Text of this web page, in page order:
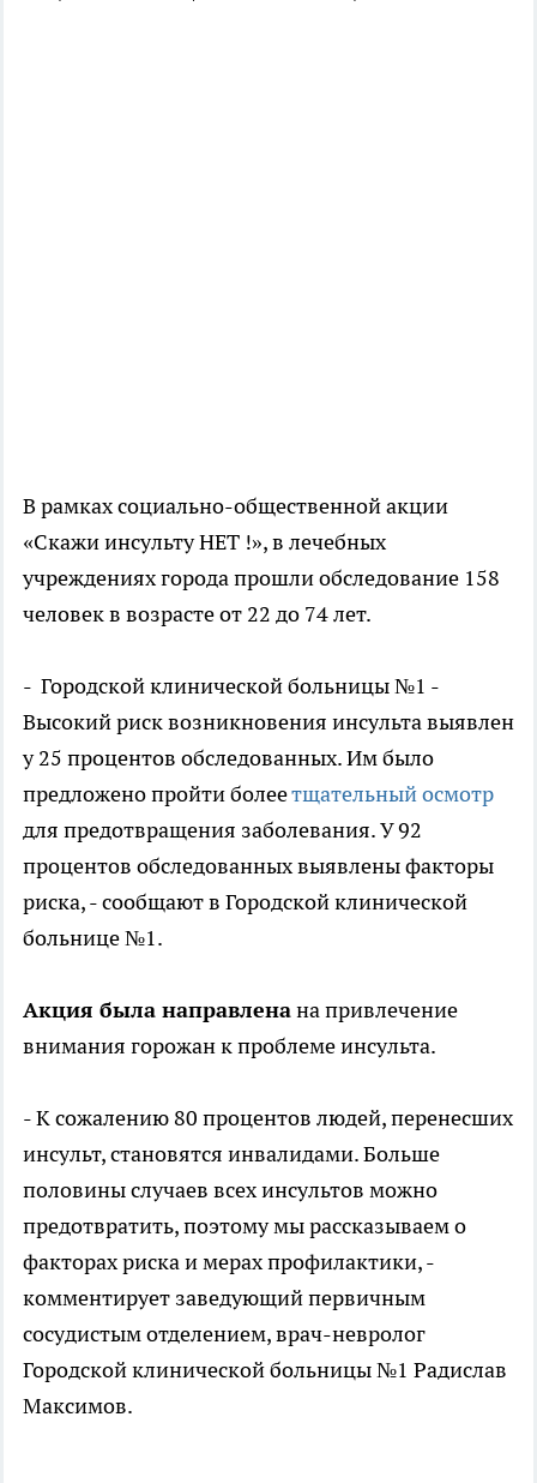
В рамках социально-общественной акции
«Скажи инсульту НЕТ !», в лечебных
учреждениях города прошли обследование 158
человек в возрасте от 22 до 74 лет.
- Городской клинической больницы №1 -
Высокий риск возникновения инсульта выявлен
у 25 процентов обследованных. Им было
предложено пройти болеетщательный осмотр
для предотвращения заболевания. У 92
процентов обследованных выявлены факторы
риска, - сообщают в Городской клинической
больнице №1.
Акция была направленана привлечение
внимания горожан к проблеме инсульта.
- К сожалению 80 процентов людей, перенесших
инсульт, становятся инвалидами. Больше
половины случаев всех инсультов можно
предотвратить, поэтому мы рассказываем о
факторах риска и мерах профилактики, -
комментирует заведующий первичным
сосудистым отделением, врач-невролог
Городской клинической больницы №1 Радислав
Максимов.